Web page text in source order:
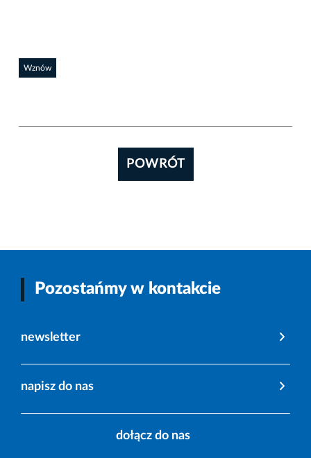
Wznów
POWRÓT
Pozostańmy w kontakcie
newsletter
napisz do nas
dołącz do nas